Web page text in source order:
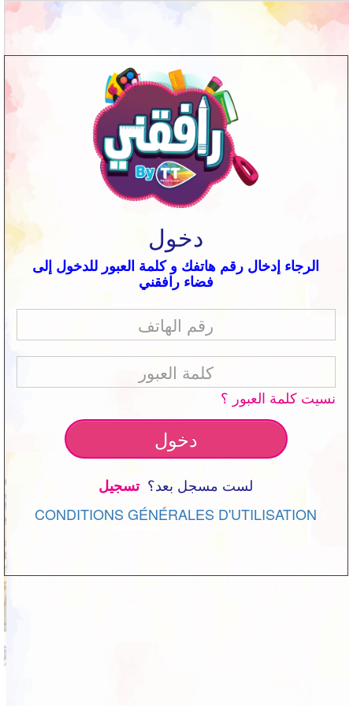
دخول
الرجاء إدخال رقم هاتفك و كلمة العبور للدخول إلى
فضاء رافقني
نسيت كلمة العبور ؟
دخول
لست مسجل بعد؟ تسجيل
CONDITIONS GÉNÉRALES D'UTILISATION